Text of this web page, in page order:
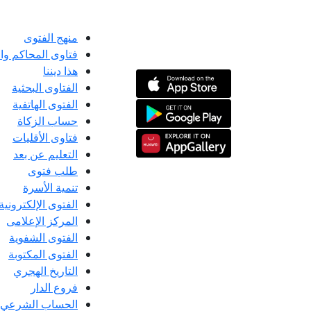
منهج الفتوى
فتاوى المحاكم
هذا ديننا
الفتاوى البحثية
الفتوى الهاتفية
حساب الزكاة
فتاوى الأقليات
التعليم عن بعد
طلب فتوى
تنمية الأسرة
الفتوى الإلكترونية
المركز الإعلامى
الفتوى الشفوية
الفتوى المكتوبة
التاريخ الهجري
فروع الدار
الحساب الشرعي